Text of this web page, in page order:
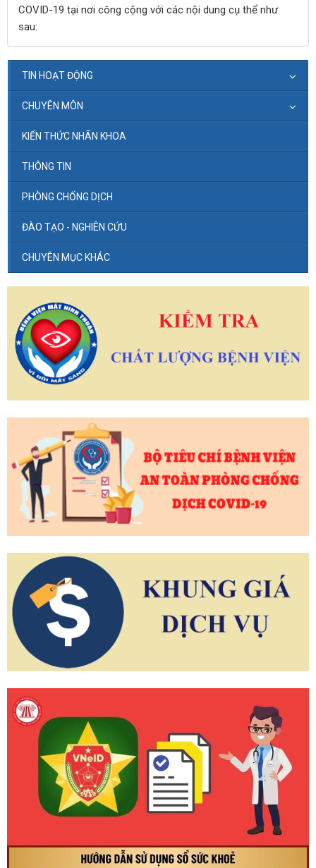
COVID-19 tại nơi công cộng với các nội dung cụ thể như
sau:
TIN HOẠT ĐỘNG
CHUYÊN MÔN
KIẾN THỨC NHÃN KHOA
THÔNG TIN
PHÒNG CHỐNG DỊCH
ĐÀO TẠO - NGHIÊN CỨU
CHUYÊN MỤC KHÁC